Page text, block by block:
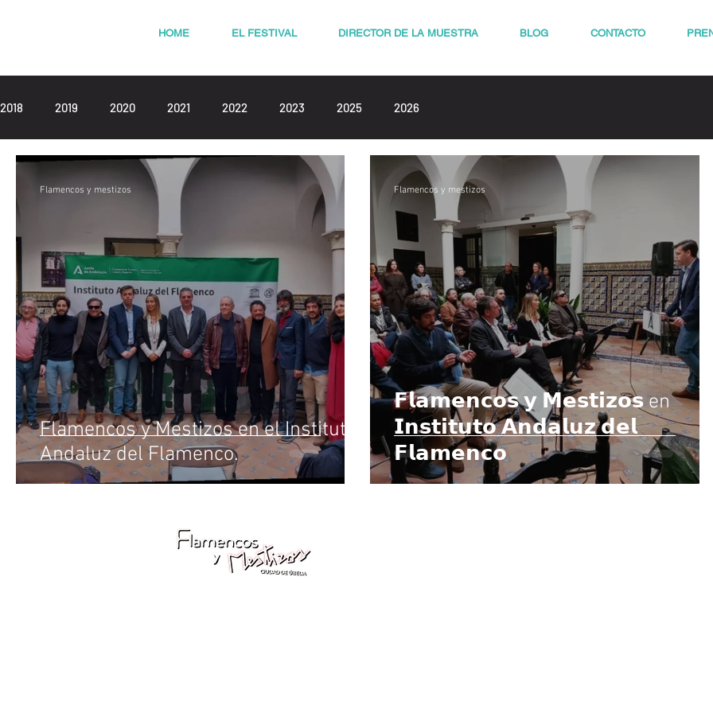
HOME EL FESTIVAL DIRECTOR DE LA MUESTRA BLOG CONTACTO
2018 2019 2020 2021 2022 2023 2025 2026
Flamencos y Mestizos en el Instituto
Andaluz del Flamenco.
Flamencos y mestizos
𝗙𝗹𝗮𝗺𝗲𝗻𝗰𝗼𝘀 𝘆 𝗠𝗲𝘀𝘁𝗶𝘇𝗼𝘀 en
𝗜𝗻𝘀𝘁𝗶𝘁𝘂𝘁𝗼 𝗔𝗻𝗱𝗮𝗹𝘂𝘇 𝗱𝗲𝗹
𝗙𝗹𝗮𝗺𝗲𝗻𝗰𝗼
Flamencos y mestizos